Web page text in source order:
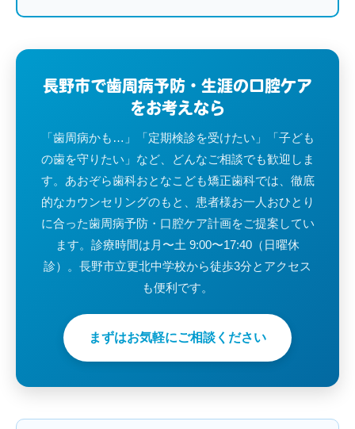
長野市で歯周病予防・生涯の口腔ケア
をお考えなら
「歯周病かも…」「定期検診を受けたい」「子ども
の歯を守りたい」など、どんなご相談でも歓迎しま
す。あおぞら歯科おとなこども矯正歯科では、徹底
的なカウンセリングのもと、患者様お一人おひとり
に合った歯周病予防・口腔ケア計画をご提案してい
ます。診療時間は月〜土 9:00〜17:40（日曜休
診）。長野市立更北中学校から徒歩3分とアクセス
も便利です。
まずはお気軽にご相談ください